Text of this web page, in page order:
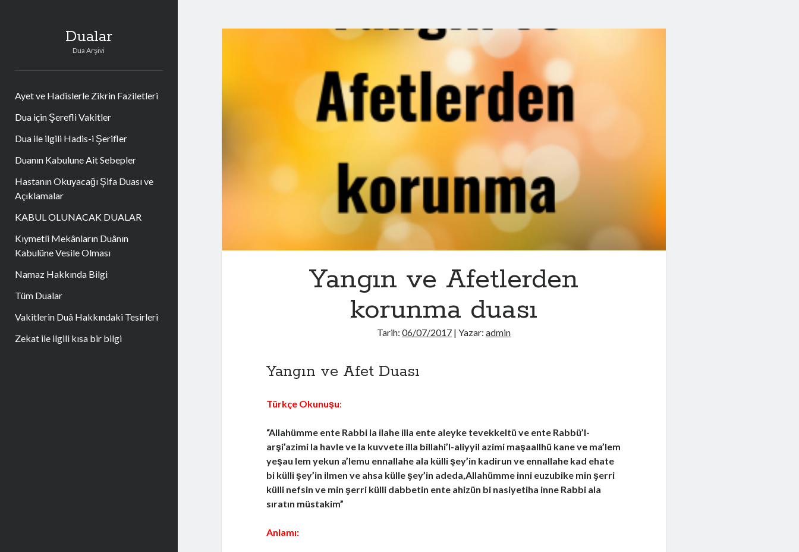
Dualar
Dua Arşivi
Ayet ve Hadislerle Zikrin Faziletleri
Dua için Şerefli Vakitler
Dua ile ilgili Hadis-i Şerifler
Duanın Kabulune Ait Sebepler
Hastanın Okuyacağı Şifa Duası ve
Açıklamalar
KABUL OLUNACAK DUALAR
Kıymetli Mekânların Duânın
Kabulüne Vesile Olması
Namaz Hakkında Bilgi
Tüm Dualar
Vakitlerin Duâ Hakkındaki Tesirleri
Zekat ile ilgili kısa bir bilgi
Yangın ve Afetlerden
korunma duası
Tarih:06/07/2017 | Yazar:admin
Yangın ve Afet Duası
Türkçe Okunuşu:
“Allahümme ente Rabbi la ilahe illa ente aleyke tevekkeltü ve ente Rabbü’l-
arşi’azimi la havle ve la kuvvete illa billahi’l-aliyyil azimi maşaallhü kane ve ma’lem
yeşau lem yekun a’lemu ennallahe ala külli şey’in kadirun ve ennallahe kad ehate
bi külli şey’in ilmen ve ahsa külle şey’in adeda,Allahümme inni euzubike min şerri
külli nefsin ve min şerri külli dabbetin ente ahizün bi nasiyetiha inne Rabbi ala
sıratın müstakim”
Anlamı: